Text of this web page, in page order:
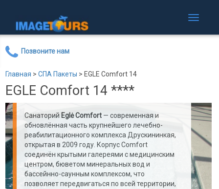
Toggle
Позвоните нам
Главная > СПА Пакеты > EGLE Comfort 14
EGLE Comfort 14 ****
Санаторий Eglė Comfort — современная и
обновлённая часть крупнейшего лечебно-
реабилитационного комплекса Друскининкая,
открытая в 2009 году. Корпус Comfort
соединён крытыми галереями с медицинским
центром, бюветом минеральных вод и
бассейнно-саунным комплексом, что
позволяет передвигаться по всей территории,